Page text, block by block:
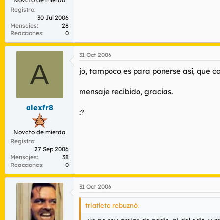
Registro
30 Jul 2006
Mensajes
28
Reacciones
0
A
alexfr8
Novato de mierda
Registro
27 Sep 2006
Mensajes
38
Reacciones
0
31 Oct 2006
jo, tampoco es para ponerse asi, que
mensaje recibido, gracias.
:?
31 Oct 2006
triatleta rebuznó: